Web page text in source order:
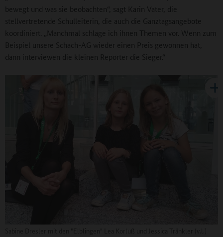
bewegt und was sie beobachten“, sagt Karin Vater, die
stellvertretende Schulleiterin, die auch die Ganztagsangebote
koordiniert. „Manchmal schlage ich ihnen Themen vor. Wenn zum
Beispiel unsere Schach-AG wieder einen Preis gewonnen hat,
dann interviewen die kleinen Reporter die Sieger.“